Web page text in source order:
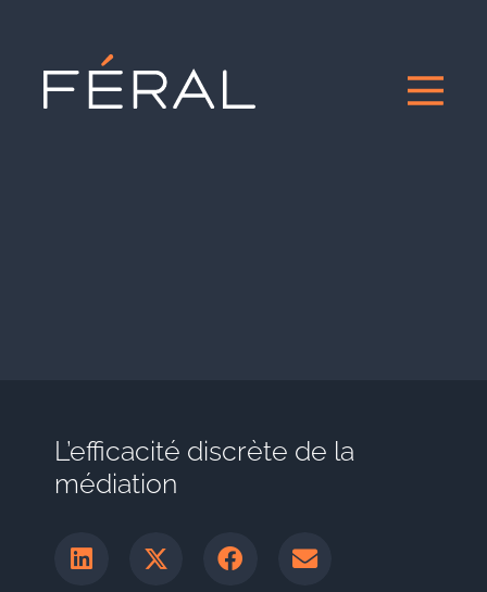
L’efficacité discrète de la
médiation